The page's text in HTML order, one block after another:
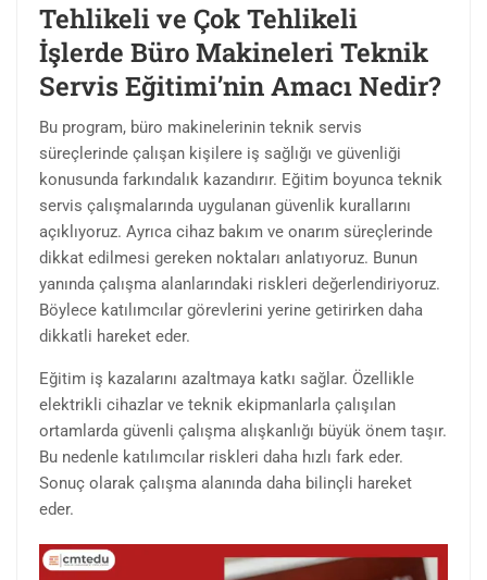
Tehlikeli ve Çok Tehlikeli
İşlerde Büro Makineleri Teknik
Servis Eğitimi’nin Amacı Nedir?
Bu program, büro makinelerinin teknik servis
süreçlerinde çalışan kişilere iş sağlığı ve güvenliği
konusunda farkındalık kazandırır. Eğitim boyunca teknik
servis çalışmalarında uygulanan güvenlik kurallarını
açıklıyoruz. Ayrıca cihaz bakım ve onarım süreçlerinde
dikkat edilmesi gereken noktaları anlatıyoruz. Bunun
yanında çalışma alanlarındaki riskleri değerlendiriyoruz.
Böylece katılımcılar görevlerini yerine getirirken daha
dikkatli hareket eder.
Eğitim iş kazalarını azaltmaya katkı sağlar. Özellikle
elektrikli cihazlar ve teknik ekipmanlarla çalışılan
ortamlarda güvenli çalışma alışkanlığı büyük önem taşır.
Bu nedenle katılımcılar riskleri daha hızlı fark eder.
Sonuç olarak çalışma alanında daha bilinçli hareket
eder.